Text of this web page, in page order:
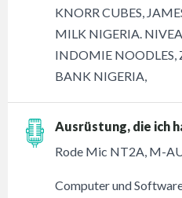
KNORR CUBES,
MILK NIGERIA.
INDOMIE NOODLES,
BANK NIGERIA,
Ausrüstung, die ich
Rode Mic NT2A, M-
Computer und